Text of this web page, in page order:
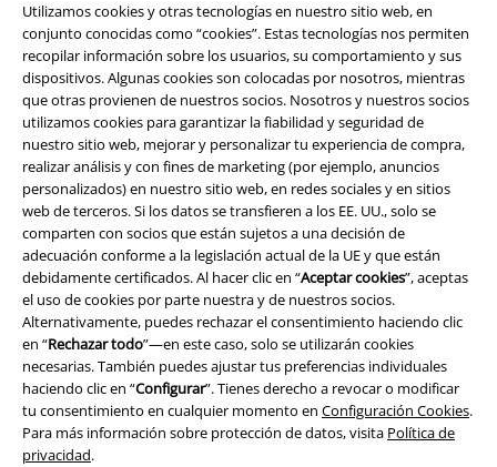
Utilizamos cookies y otras tecnologías en nuestro sitio web, en
conjunto conocidas como “cookies”. Estas tecnologías nos permiten
recopilar información sobre los usuarios, su comportamiento y sus
dispositivos. Algunas cookies son colocadas por nosotros, mientras
que otras provienen de nuestros socios. Nosotros y nuestros socios
utilizamos cookies para garantizar la fiabilidad y seguridad de
nuestro sitio web, mejorar y personalizar tu experiencia de compra,
realizar análisis y con fines de marketing (por ejemplo, anuncios
personalizados) en nuestro sitio web, en redes sociales y en sitios
web de terceros. Si los datos se transfieren a los EE. UU., solo se
comparten con socios que están sujetos a una decisión de
adecuación conforme a la legislación actual de la UE y que están
debidamente certificados. Al hacer clic en “Aceptar cookies”, aceptas
el uso de cookies por parte nuestra y de nuestros socios.
Alternativamente, puedes rechazar el consentimiento haciendo clic
en “Rechazar todo”—en este caso, solo se utilizarán cookies
necesarias. También puedes ajustar tus preferencias individuales
haciendo clic en “Configurar”. Tienes derecho a revocar o modificar
tu consentimiento en cualquier momento en Configuración Cookies.
Para más información sobre protección de datos, visita Política de
privacidad.
NOOS ACC
Only Calzoncillos